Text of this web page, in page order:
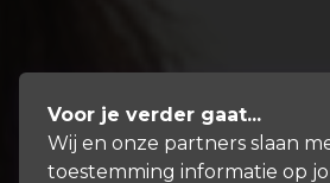
Voor je verder gaat...
Wij en onze partners slaan
toestemming informatie op